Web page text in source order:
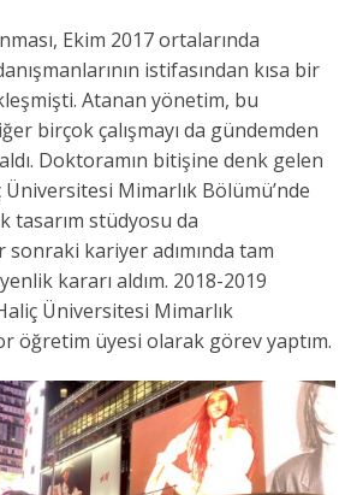
Ekim 2017 ortalarında
istifasından kısa bir
Atanan yönetim, bu
birçok çalışmayı da gündemden
Doktoramın bitişine denk gelen
Mimarlık Bölümü’nde
tasarım stüdyosu da
kariyer adımında tam
kararı aldım. 2018-2019
Üniversitesi Mimarlık
öğretim üyesi olarak görev yaptım.